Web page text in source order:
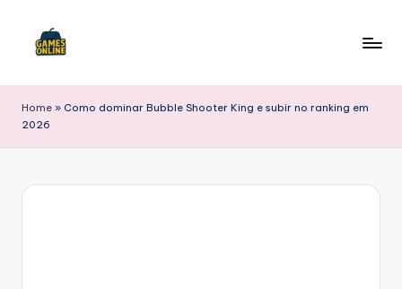
B
Home » Como dominar Bubble Shooter King e subir no ranking em
2026